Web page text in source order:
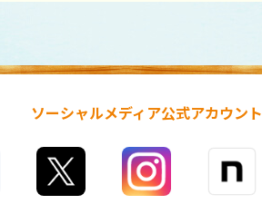
ソーシャルメディア公式アカウント